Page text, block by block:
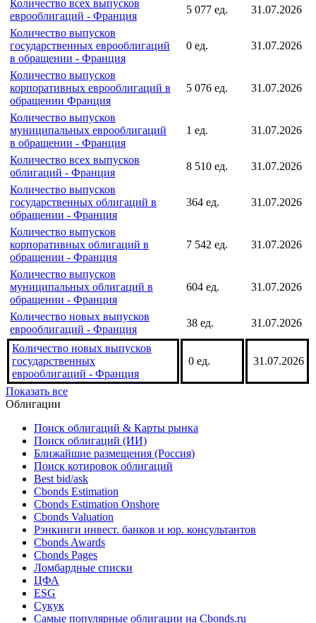
Количество всех выпусков
еврооблигаций - Франция
5 077 ед.
31.07.2026
Количество выпусков
государственных еврооблигаций
в обращении - Франция
0 ед. 31.07.2026
Количество выпусков
корпоративных еврооблигаций в
обращении Франция
5 076 ед. 31.07.2026
Количество выпусков
муниципальных еврооблигаций
в обращении - Франция
1 ед. 31.07.2026
Количество всех выпусков
облигаций - Франция
8 510 ед.
31.07.2026
Количество выпусков
государственных облигаций в
обращении - Франция
364 ед. 31.07.2026
Количество выпусков
корпоративных облигаций в
обращении - Франция
7 542 ед. 31.07.2026
Количество выпусков
муниципальных облигаций в
обращении - Франция
604 ед. 31.07.2026
Количество новых выпусков
еврооблигаций - Франция
38 ед. 31.07.2026
Количество новых выпусков
государственных
еврооблигаций - Франция
0 ед. 31.07.2026
Показать все
Облигации
Поиск облигаций & Карты рынка
Поиск облигаций (ИИ)
Ближайшие размещения (Россия)
Поиск котировок облигаций
Best bid/ask
Cbonds Estimation
Cbonds Estimation Onshore
Cbonds Valuation
Рэнкинги инвест. банков и юр. консультантов
Cbonds Awards
Cbonds Pages
Ломбардные списки
ЦФА
ESG
Сукук
Самые популярные облигации на Cbonds.ru